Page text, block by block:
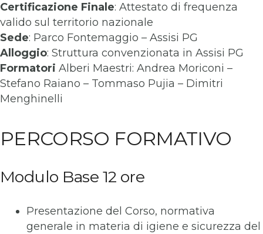
Certificazione Finale: Attestato di frequenza
valido sul territorio nazionale
Sede: Parco Fontemaggio – Assisi PG
Alloggio: Struttura convenzionata in Assisi PG
Formatori Alberi Maestri: Andrea Moriconi –
Stefano Raiano – Tommaso Pujia – Dimitri
Menghinelli
PERCORSO FORMATIVO
Modulo Base 12 ore
Presentazione del Corso, normativa
generale in materia di igiene e sicurezza del